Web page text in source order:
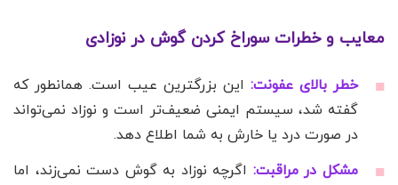
معایب و خطرات سوراخ کردن گوش در نوزادی
خطر بالای عفونت: این بزرگترین عیب است. همانطور که
گفته شد، سیستم ایمنی ضعیف‌تر است و نوزاد نمی‌تواند
در صورت درد یا خارش به شما اطلاع دهد.
مشکل در مراقبت: اگرچه نوزاد به گوش دست نمی‌زند، اما